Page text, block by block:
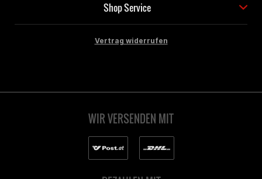
Shop Service
Vertrag widerrufen
WIR VERSENDEN MIT